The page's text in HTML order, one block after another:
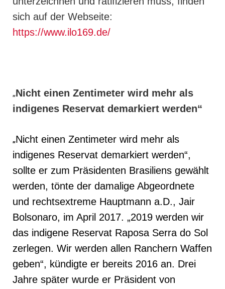
sich auf der Webseite:
https://www.ilo169.de/
„Nicht einen Zentimeter wird mehr als
indigenes Reservat demarkiert werden“
„Nicht einen Zentimeter wird mehr als
indigenes Reservat demarkiert werden“,
sollte er zum Präsidenten Brasiliens gewählt
werden, tönte der damalige Abgeordnete
und rechtsextreme Hauptmann a.D., Jair
Bolsonaro, im April 2017. „2019 werden wir
das indigene Reservat Raposa Serra do Sol
zerlegen. Wir werden allen Ranchern Waffen
geben“, kündigte er bereits 2016 an. Drei
Jahre später wurde er Präsident von